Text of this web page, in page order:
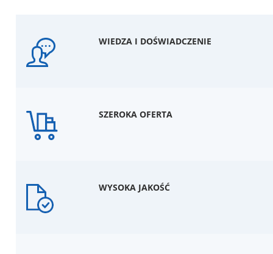
WIEDZA I DOŚWIADCZENIE
SZEROKA OFERTA
WYSOKA JAKOŚĆ